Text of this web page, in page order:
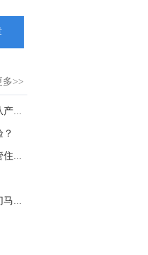
法院裁决显示，美国上诉法院阻止了特朗普4亿美元的白宫宴会厅项目。
多>>
中消会发布《壁纸电视技术规范》，创维从产品引领走向标准制...
淘气天尊：市场风险还未真正释放，建议管住手！
老马点金：28号黄金现价4624多，杜绝一切马后炮！